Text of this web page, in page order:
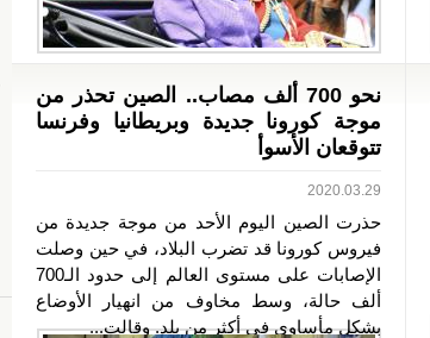
نحو 700 ألف مصاب.. الصين تحذر من
موجة كورونا جديدة وبريطانيا وفرنسا
تتوقعان الأسوأ
2020.03.29
حذرت الصين اليوم الأحد من موجة جديدة من
فيروس كورونا قد تضرب البلاد، في حين وصلت
الإصابات على مستوى العالم إلى حدود الـ700
ألف حالة، وسط مخاوف من انهيار الأوضاع
بشكل مأساوي في أكثر من بلد. وقالت...